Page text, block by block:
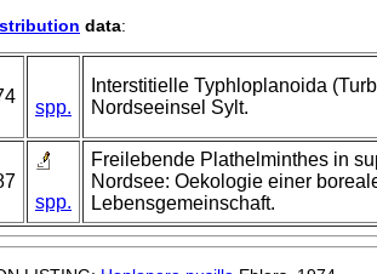
data:
spp.
Interstitielle Typhloplanoida
Nordseeinsel Sylt.
spp.
Freilebende Plathelminthes in
Nordsee: Oekologie einer
Lebensgemeinschaft.